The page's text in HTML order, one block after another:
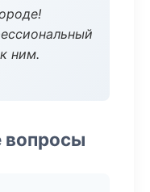
ним.
вопросы